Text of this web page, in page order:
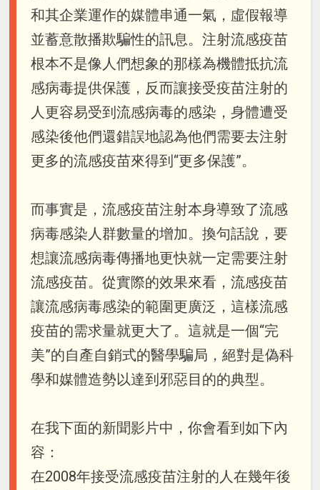
和其企業運作的媒體串通一氣，虛假報導
並蓄意散播欺騙性的訊息。注射流感疫苗
根本不是像人們想象的那樣為機體抵抗流
感病毒提供保護，反而讓接受疫苗注射的
人更容易受到流感病毒的感染，身體遭受
感染後他們還錯誤地認為他們需要去注射
更多的流感疫苗來得到“更多保護”。
而事實是，流感疫苗注射本身導致了流感
病毒感染人群數量的增加。換句話說，要
想讓流感病毒傳播地更快就一定需要注射
流感疫苗。從實際的效果來看，流感疫苗
讓流感病毒感染的範圍更廣泛，這樣流感
疫苗的需求量就更大了。這就是一個“完
美”的自產自銷式的醫學騙局，絕對是偽科
學和媒體造勢以達到邪惡目的的典型。
在我下面的新聞影片中，你會看到如下內
容：
在2008年接受流感疫苗注射的人在幾年後